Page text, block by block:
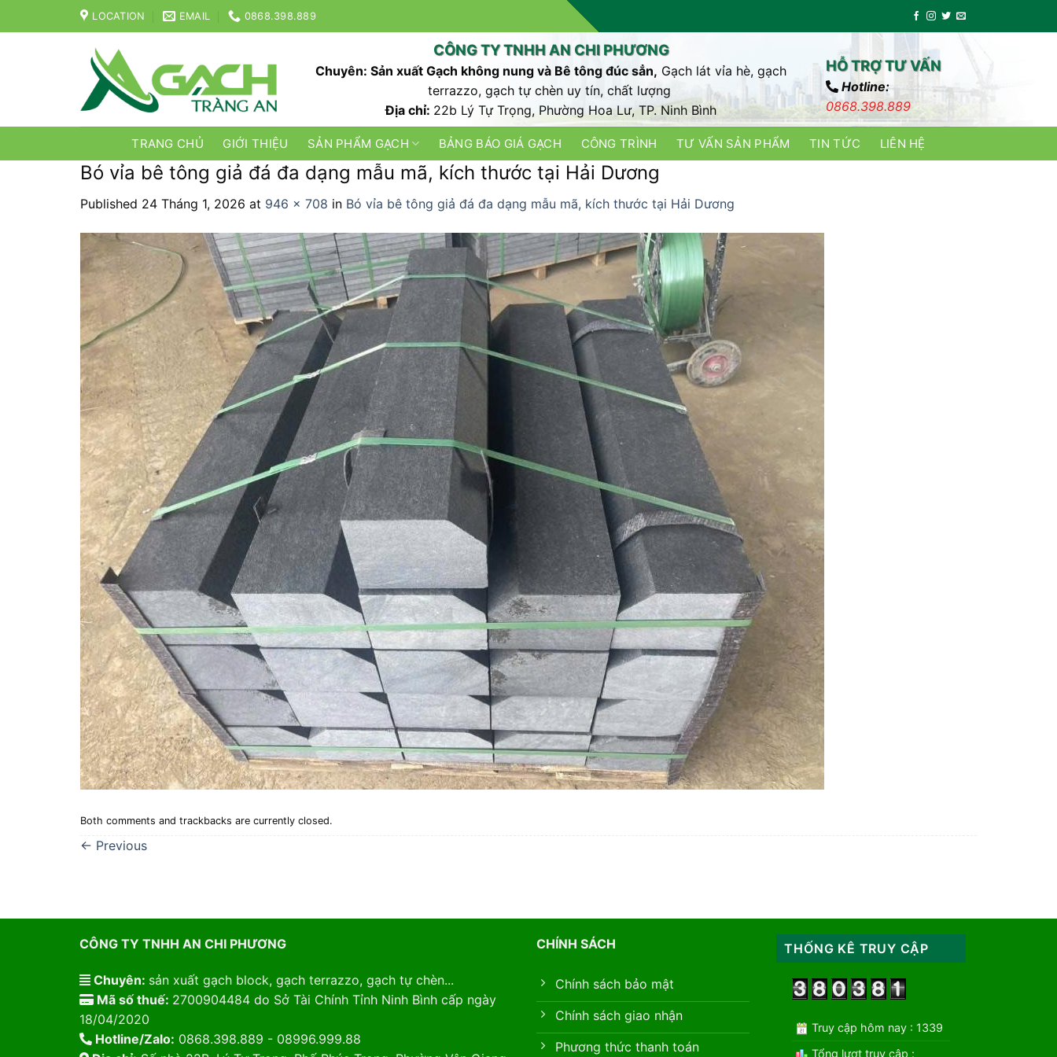
to
LOCATION EMAIL 0868.398.889
CÔNG TY TNHH AN CHI PHƯƠNG
Chuyên: Sản xuất Gạch không nung và Bê tông đúc sẳn, Gạch lát vỉa hè, gạch
terrazzo, gạch tự chèn uy tín, chất lượng
Địa chỉ: 22b Lý Tự Trọng, Phường Hoa Lư, TP. Ninh Bình
HỖ TRỢ TƯ VẤN
Hotline:
0868.398.889
TRANG CHỦ GIỚI THIỆU SẢN PHẨM GẠCH BẢNG BÁO GIÁ GẠCH CÔNG TRÌNH TƯ VẤN SẢN PHẨM TIN TỨC LIÊN HỆ
Bó vỉa bê tông giả đá đa dạng mẫu mã, kích thước tại Hải Dương
Published 24 Tháng 1, 2026 at 946 × 708 in Bó vỉa bê tông giả đá đa dạng mẫu mã, kích thước tại Hải Dương
Both comments and trackbacks are currently closed.
← Previous
CÔNG TY TNHH AN CHI PHƯƠNG
Chuyên: sản xuất gạch block, gạch terrazzo, gạch tự chèn...
Mã số thuế: 2700904484 do Sở Tài Chính Tỉnh Ninh Bình cấp ngày
18/04/2020
Hotline/Zalo: 0868.398.889 - 08996.999.88
CHÍNH SÁCH
Chính sách bảo mật
Chính sách giao nhận
Phương thức thanh toán
THỐNG KÊ TRUY CẬP
Truy cập hôm nay : 1339
Tổng lượt truy cập :